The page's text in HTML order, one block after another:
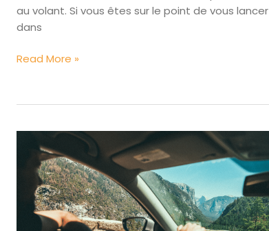
au volant. Si vous êtes sur le point de vous lancer
dans
Les
pour
permis
conduire
dans
Read More »